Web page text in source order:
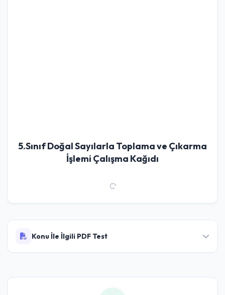
5.Sınıf Doğal Sayılarla Toplama ve Çıkarma
İşlemi Çalışma Kağıdı
Konu İle İlgili PDF Test